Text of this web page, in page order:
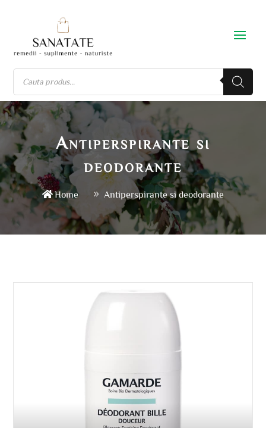
Antiperspirante si
deodorante
Home Antiperspirante si deodorante